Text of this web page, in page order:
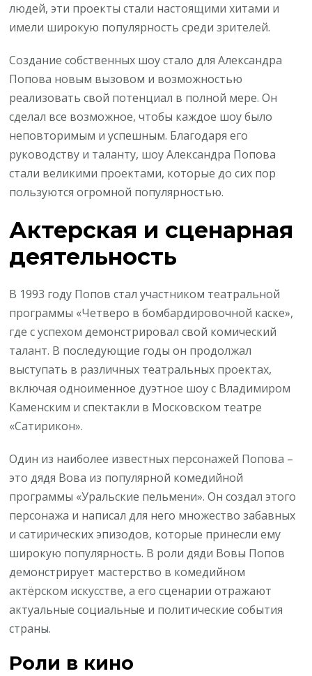
людей, эти проекты стали настоящими хитами и
имели широкую популярность среди зрителей.
Создание собственных шоу стало для Александра
Попова новым вызовом и возможностью
реализовать свой потенциал в полной мере. Он
сделал все возможное, чтобы каждое шоу было
неповторимым и успешным. Благодаря его
руководству и таланту, шоу Александра Попова
стали великими проектами, которые до сих пор
пользуются огромной популярностью.
Актерская и сценарная
деятельность
В 1993 году Попов стал участником театральной
программы «Четверо в бомбардировочной каске»,
где с успехом демонстрировал свой комический
талант. В последующие годы он продолжал
выступать в различных театральных проектах,
включая одноименное дуэтное шоу с Владимиром
Каменским и спектакли в Московском театре
«Сатирикон».
Один из наиболее известных персонажей Попова –
это дядя Вова из популярной комедийной
программы «Уральские пельмени». Он создал этого
персонажа и написал для него множество забавных
и сатирических эпизодов, которые принесли ему
широкую популярность. В роли дяди Вовы Попов
демонстрирует мастерство в комедийном
актёрском искусстве, а его сценарии отражают
актуальные социальные и политические события
страны.
Роли в кино